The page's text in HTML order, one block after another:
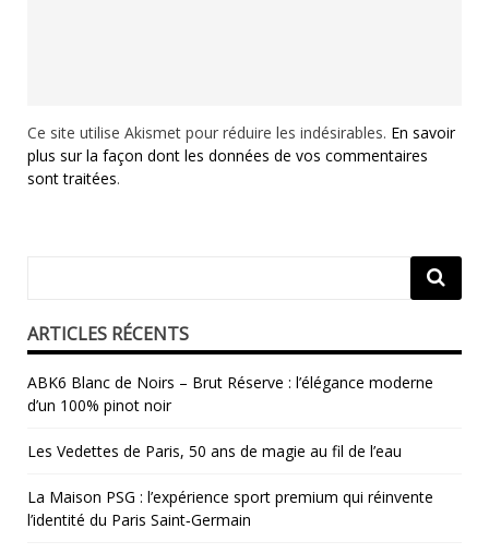
Ce site utilise Akismet pour réduire les indésirables. En savoir
plus sur la façon dont les données de vos commentaires
sont traitées.
ARTICLES RÉCENTS
ABK6 Blanc de Noirs – Brut Réserve : l’élégance moderne
d’un 100% pinot noir
Les Vedettes de Paris, 50 ans de magie au fil de l’eau
La Maison PSG : l’expérience sport premium qui réinvente
l’identité du Paris Saint‑Germain